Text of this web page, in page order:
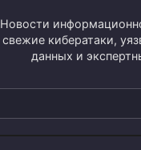
Новости
свежие кибератаки,
данных и